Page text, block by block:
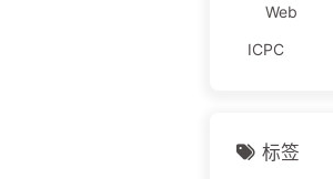
Web
ICPC
标签